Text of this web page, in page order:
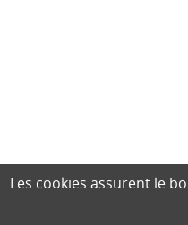
Les cookies assurent le